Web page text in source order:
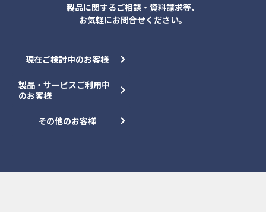
製品に関するご相談・資料請求等、
お気軽にお問合せください。
現在ご検討中のお客様
製品・サービスご利用中
のお客様
その他のお客様